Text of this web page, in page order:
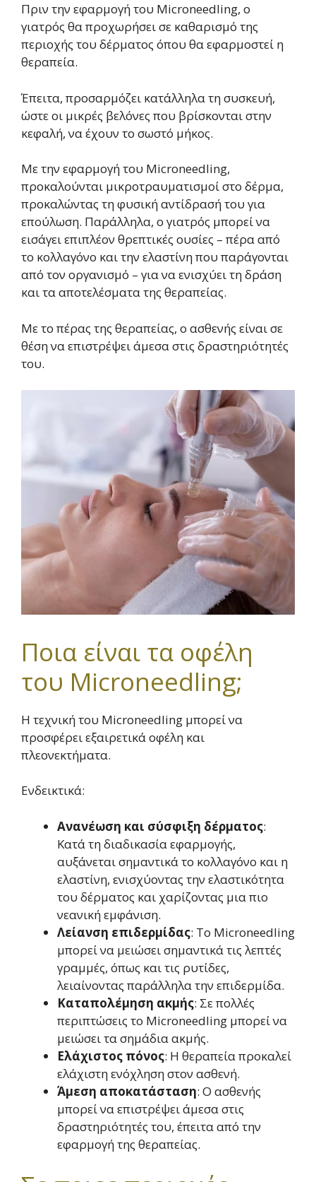
Πριν την εφαρμογή του Microneedling, ο
γιατρός θα προχωρήσει σε καθαρισμό της
περιοχής του δέρματος όπου θα εφαρμοστεί η
θεραπεία.
Έπειτα, προσαρμόζει κατάλληλα τη συσκευή,
ώστε οι μικρές βελόνες που βρίσκονται στην
κεφαλή, να έχουν το σωστό μήκος.
Με την εφαρμογή του Microneedling,
προκαλούνται μικροτραυματισμοί στο δέρμα,
προκαλώντας τη φυσική αντίδρασή του για
επούλωση. Παράλληλα, ο γιατρός μπορεί να
εισάγει επιπλέον θρεπτικές ουσίες – πέρα από
το κολλαγόνο και την ελαστίνη που παράγονται
από τον οργανισμό – για να ενισχύει τη δράση
και τα αποτελέσματα της θεραπείας.
Με το πέρας της θεραπείας, ο ασθενής είναι σε
θέση να επιστρέψει άμεσα στις δραστηριότητές
του.
Ποια είναι τα οφέλη
του Microneedling;
Η τεχνική του Microneedling μπορεί να
προσφέρει εξαιρετικά οφέλη και
πλεονεκτήματα.
Ενδεικτικά:
Ανανέωση και σύσφιξη δέρματος:
Κατά τη διαδικασία εφαρμογής,
αυξάνεται σημαντικά το κολλαγόνο και η
ελαστίνη, ενισχύοντας την ελαστικότητα
του δέρματος και χαρίζοντας μια πιο
νεανική εμφάνιση.
Λείανση επιδερμίδας: Το Microneedling
μπορεί να μειώσει σημαντικά τις λεπτές
γραμμές, όπως και τις ρυτίδες,
λειαίνοντας παράλληλα την επιδερμίδα.
Καταπολέμηση ακμής: Σε πολλές
περιπτώσεις το Microneedling μπορεί να
μειώσει τα σημάδια ακμής.
Ελάχιστος πόνος: Η θεραπεία προκαλεί
ελάχιστη ενόχληση στον ασθενή.
Άμεση αποκατάσταση: Ο ασθενής
μπορεί να επιστρέψει άμεσα στις
δραστηριότητές του, έπειτα από την
εφαρμογή της θεραπείας.